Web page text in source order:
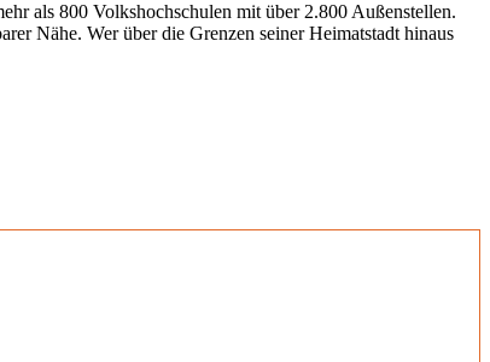
als 800 Volkshochschulen mit über 2.800 Außenstellen.
Nähe. Wer über die Grenzen seiner Heimatstadt hinaus